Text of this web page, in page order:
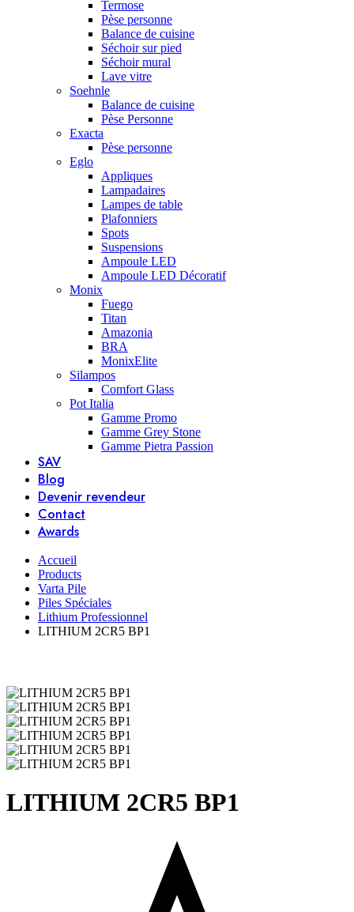
Termose
Pèse personne
Balance de cuisine
Séchoir sur pied
Séchoir mural
Lave vitre
Soehnle
Balance de cuisine
Pèse Personne
Exacta
Pèse personne
Eglo
Appliques
Lampadaires
Lampes de table
Plafonniers
Spots
Suspensions
Ampoule LED
Ampoule LED Décoratif
Monix
Fuego
Titan
Amazonia
BRA
MonixElite
Silampos
Comfort Glass
Pot Italia
Gamme Promo
Gamme Grey Stone
Gamme Pietra Passion
SAV
Blog
Devenir revendeur
Contact
Awards
Accueil
Products
Varta Pile
Piles Spéciales
Lithium Professionnel
LITHIUM 2CR5 BP1
LITHIUM 2CR5 BP1